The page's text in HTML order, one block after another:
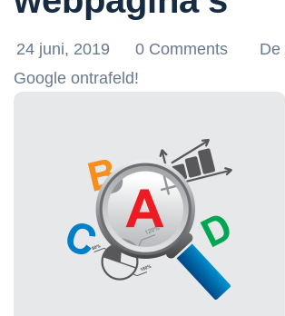
24 juni, 2019 0 Comments
De
Google ontrafeld!